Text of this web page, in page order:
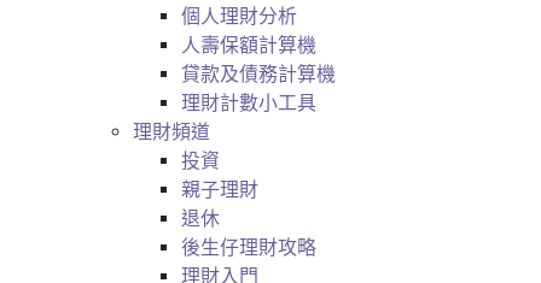
個人理財分析
人壽保額計算機
貸款及債務計算機
理財計數小工具
理財頻道
投資
親子理財
退休
後生仔理財攻略
理財入門